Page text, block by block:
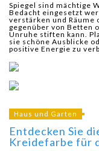
Spiegel sind mächtige
Bedacht eingesetzt
verstärken und
gegenüber von Betten
Unruhe stiften kann.
sie schöne Ausblicke
positive Energie zu
Haus und Garten
Entdecken Sie
Kreidefarbe für